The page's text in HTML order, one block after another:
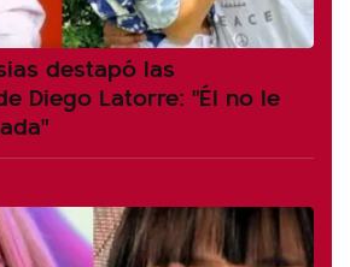
destapó las
Diego Latorre: "Él no le